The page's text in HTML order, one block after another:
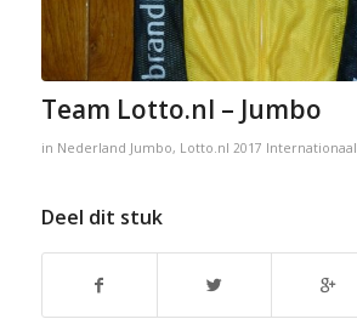
Team Lotto.nl – Jumbo
in Nederland Jumbo, Lotto.nl 2017 Internationaal
Deel dit stuk